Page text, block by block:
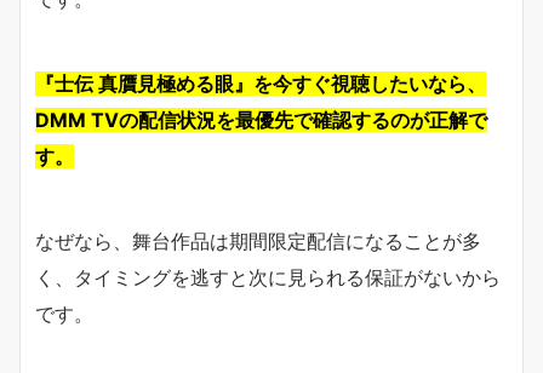
『士伝 真贋見極める眼』を今すぐ視聴したいなら、
DMM TVの配信状況を最優先で確認するのが正解で
す。
なぜなら、舞台作品は期間限定配信になることが多
く、タイミングを逃すと次に見られる保証がないから
です。